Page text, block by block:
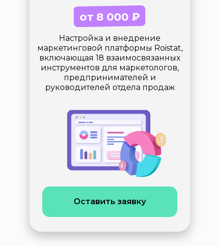
Настройка и внедрение
маркетинговой платформы Roistat,
включающая 18 взаимосвязанных
инструментов для маркетологов,
предпринимателей и
руководителей отдела продаж
от 8 000 ₽
Оставить заявку